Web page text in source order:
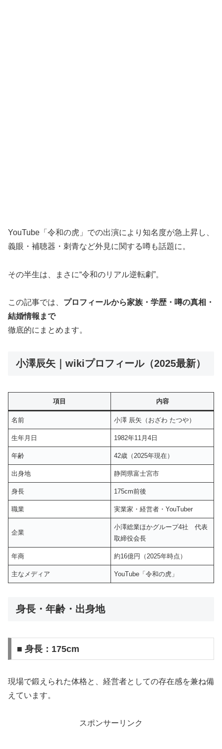
YouTube「令和の虎」での出演により知名度が急上昇し、
義眼・補聴器・刺青など外見に関する噂も話題に。
その半生は、まさに“令和のリアル逆転劇”。
この記事では、 プロフィールから家族・学歴・噂の真相・
結婚情報まで
徹底的にまとめます。
小澤辰矢｜wikiプロフィール（2025最新）
項目 内容
名前 小澤 辰矢（おざわ たつや）
生年月日 1982年11月4日
年齢 42歳（2025年現在）
出身地 静岡県富士宮市
身長 175cm前後
職業 実業家・経営者・YouTuber
企業
小澤総業ほかグループ4社 代表
取締役会長
年商 約16億円（2025年時点）
主なメディア YouTube「令和の虎」
身長・年齢・出身地
■ 身長：175cm
現場で鍛えられた体格と、経営者としての存在感を兼ね備
えています。
スポンサーリンク